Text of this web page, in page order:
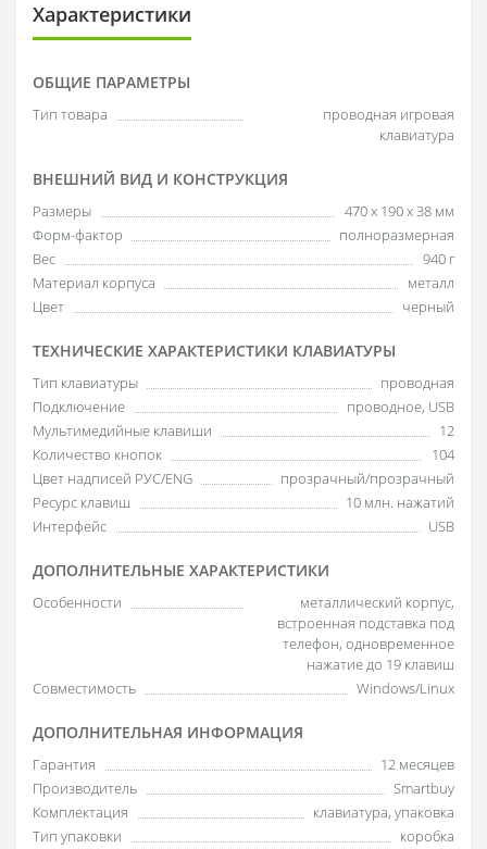
Характеристики
ОБЩИЕ ПАРАМЕТРЫ
Тип товара
проводная игровая
клавиатура
ВНЕШНИЙ ВИД И КОНСТРУКЦИЯ
Размеры
470 х 190 х 38 мм
Форм-фактор
полноразмерная
Вес
940 г
Материал корпуса
металл
Цвет
черный
ТЕХНИЧЕСКИЕ ХАРАКТЕРИСТИКИ КЛАВИАТУРЫ
Тип клавиатуры
проводная
Подключение
проводное, USB
Мультимедийные клавиши
12
Количество кнопок
104
Цвет надписей РУС/ENG
прозрачный/прозрачный
Ресурс клавиш
10 млн. нажатий
Интерфейс
USB
ДОПОЛНИТЕЛЬНЫЕ ХАРАКТЕРИСТИКИ
Особенности
металлический корпус,
встроенная подставка под
телефон, одновременное
нажатие до 19 клавиш
Совместимость
Windows/Linux
ДОПОЛНИТЕЛЬНАЯ ИНФОРМАЦИЯ
Гарантия
12 месяцев
Производитель
Smartbuy
Комплектация
клавиатура, упаковка
Тип упаковки
коробка